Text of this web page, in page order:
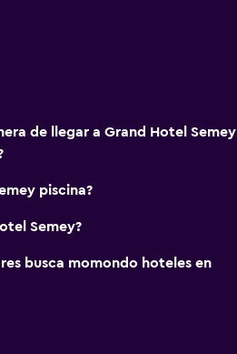
de llegar a Grand Hotel Semey
piscina?
Semey?
busca momondo hoteles en